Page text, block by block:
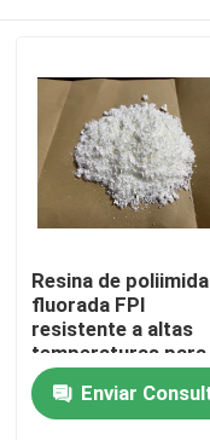
Productos
Vídeos
Resina de poliimida
fluorada FPI
resistente a altas
temperaturas para
aislamiento
estabilidad en
entornos hostiles
Enviar